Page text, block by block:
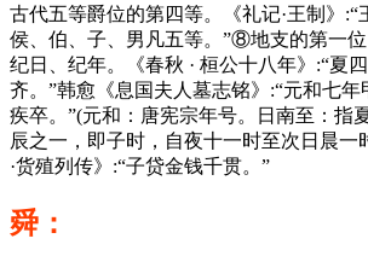
古代五等爵位的第四等。《礼记·王制》:“
侯、伯、子、男凡五等。”⑧地支的第一
纪日、纪年。《春秋 · 桓公十八年》:“夏
齐。”韩愈《息国夫人墓志铭》:“元和七年
疾卒。”(元和：唐宪宗年号。日南至：指
辰之一，即子时，自夜十一时至次日晨
·货殖列传》:“子贷金钱千贯。”
舜：